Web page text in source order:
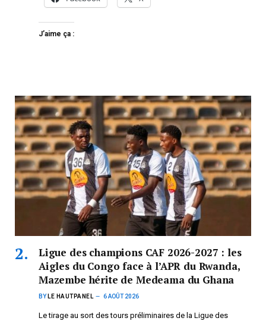
J’aime ça :
Ligue des champions CAF 2026-2027 : les
Aigles du Congo face à l’APR du Rwanda,
Mazembe hérite de Medeama du Ghana
BY LE HAUTPANEL 6 AOÛT 2026
Le tirage au sort des tours préliminaires de la Ligue des